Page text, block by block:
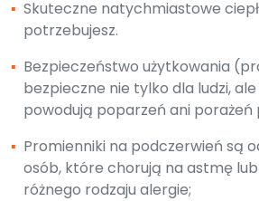
▪ Skuteczne natychmiastowe
potrzebujesz.
▪ Bezpieczeństwo użytkowania
bezpieczne nie tylko dla ludzi,
powodują poparzeń ani porażeń
▪ Promienniki na podczerwień są
osób, które chorują na astmę
różnego rodzaju alergie;